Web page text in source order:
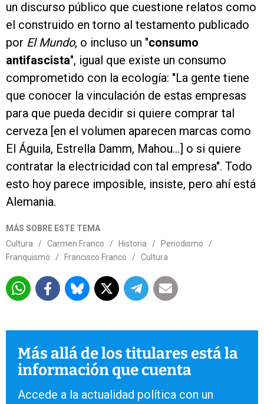
un discurso público que cuestione relatos como
el construido en torno al testamento publicado
por El Mundo, o incluso un "consumo
antifascista", igual que existe un consumo
comprometido con la ecología: "La gente tiene
que conocer la vinculación de estas empresas
para que pueda decidir si quiere comprar tal
cerveza [en el volumen aparecen marcas como
El Águila, Estrella Damm, Mahou...] o si quiere
contratar la electricidad con tal empresa". Todo
esto hoy parece imposible, insiste, pero ahí está
Alemania.
MÁS SOBRE ESTE TEMA
Cultura
/ Carmen Franco / Historia / Periodismo
/
Franquismo
/ Francisco Franco / Cultura
Más allá de los titulares está la
información que cuenta
Accede a la actualidad política con un